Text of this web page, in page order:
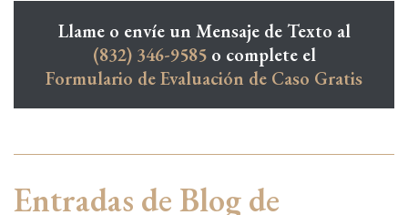
Llame o envíe un Mensaje de Texto al
(832) 346-9585o complete el
Formulario de Evaluación de Caso Gratis
Entradas de Blog de